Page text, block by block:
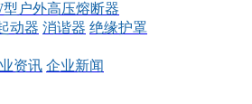
型户外高压熔断器
动器 消谐器 绝缘护罩
资讯 企业新闻